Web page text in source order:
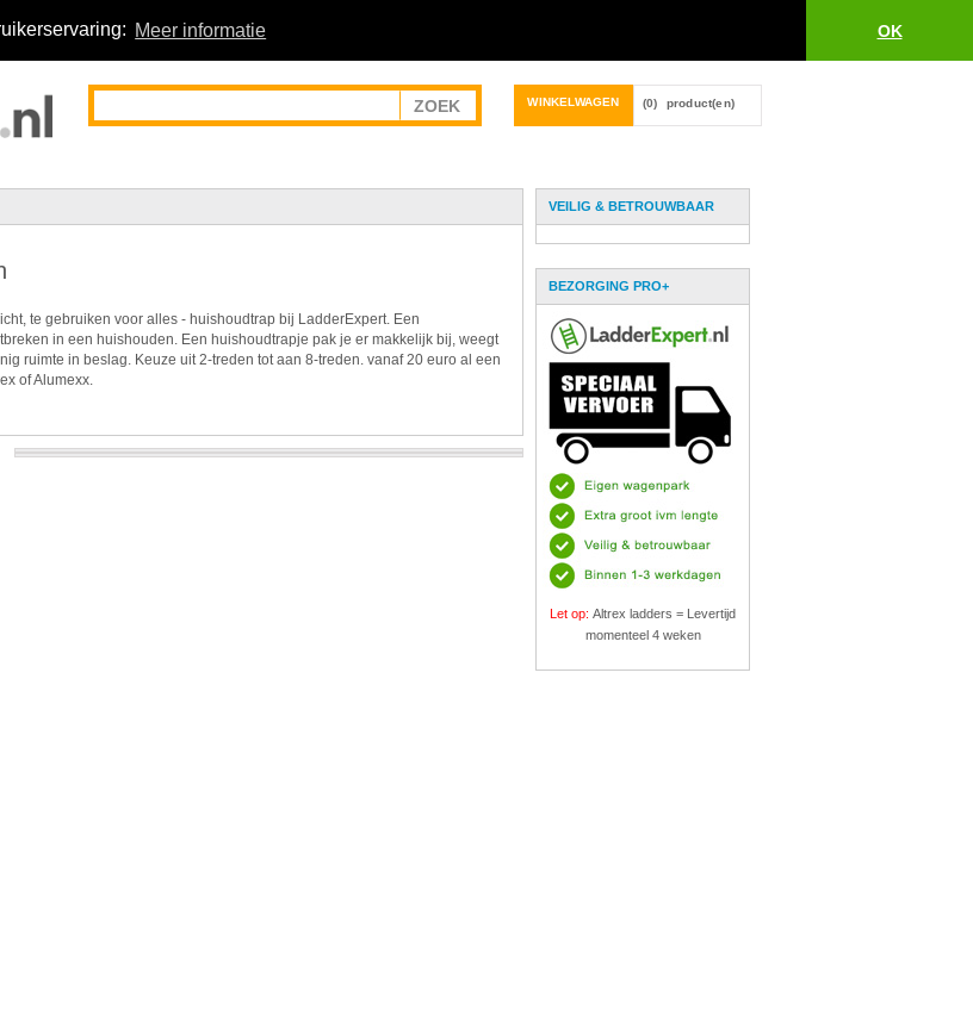
Meer informatie OK
WINKELWAGEN (0) product(en)
te gebruiken voor alles - huishoudtrap bij LadderExpert. Een
in een huishouden. Een huishoudtrapje pak je er makkelijk bij, weegt
ruimte in beslag. Keuze uit 2-treden tot aan 8-treden. vanaf 20 euro al een
of Alumexx.
VEILIG & BETROUWBAAR
BEZORGING PRO+
Let op: Altrex ladders = Levertijd
momenteel 4 weken